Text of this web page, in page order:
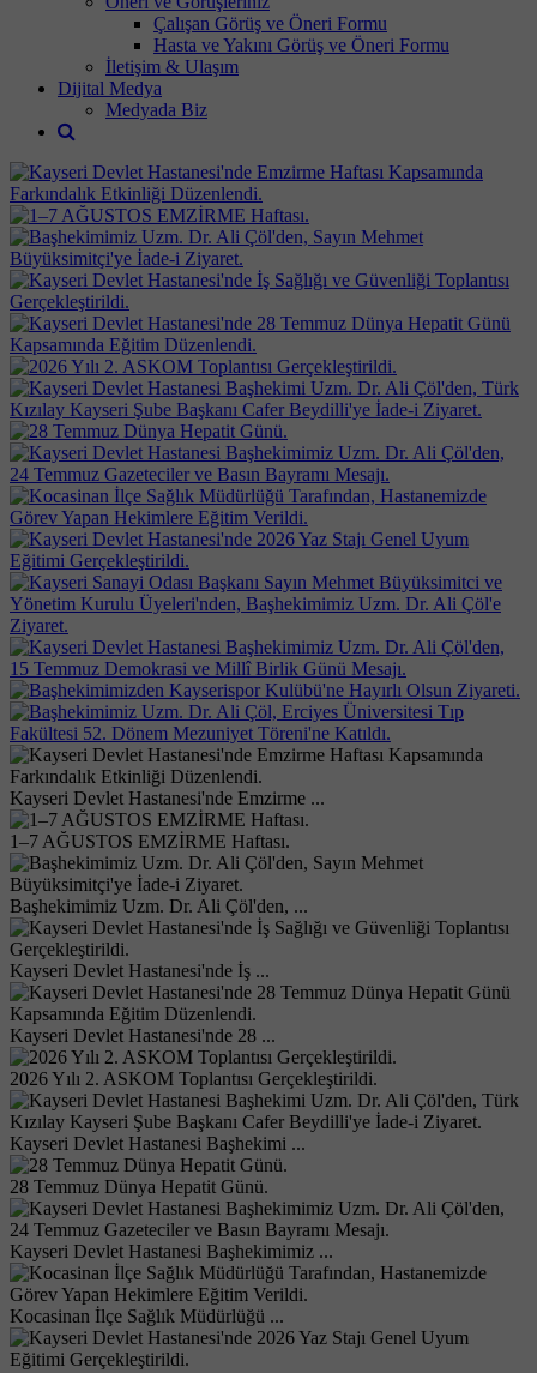
Çalışan Görüş ve Öneri Formu
Hasta ve Yakını Görüş ve Öneri Formu
İletişim & Ulaşım
Dijital Medya
Medyada Biz
Kayseri Devlet Hastanesi'nde Emzirme ...
1–7 AĞUSTOS EMZİRME Haftası.
Başhekimimiz Uzm. Dr. Ali Çöl'den, ...
Kayseri Devlet Hastanesi'nde İş ...
Kayseri Devlet Hastanesi'nde 28 ...
2026 Yılı 2. ASKOM Toplantısı Gerçekleştirildi.
Kayseri Devlet Hastanesi Başhekimi ...
28 Temmuz Dünya Hepatit Günü.
Kayseri Devlet Hastanesi Başhekimimiz ...
Kocasinan İlçe Sağlık Müdürlüğü ...